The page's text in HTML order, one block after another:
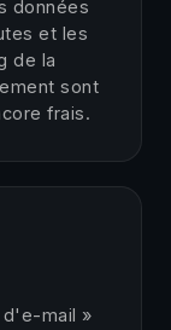
données
et les
de la
sont
frais.
mail »